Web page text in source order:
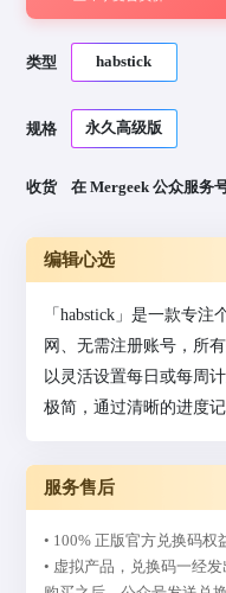
类型 habstick
规格 永久高级版
收货 在 Mergeek 公众服务
编辑心选
「habstick」是一款专
网、无需注册账号，所
以灵活设置每日或每周
极简，通过清晰的进度
服务售后
• 100% 正版官方兑换码权
• 虚拟产品，兑换码一经发